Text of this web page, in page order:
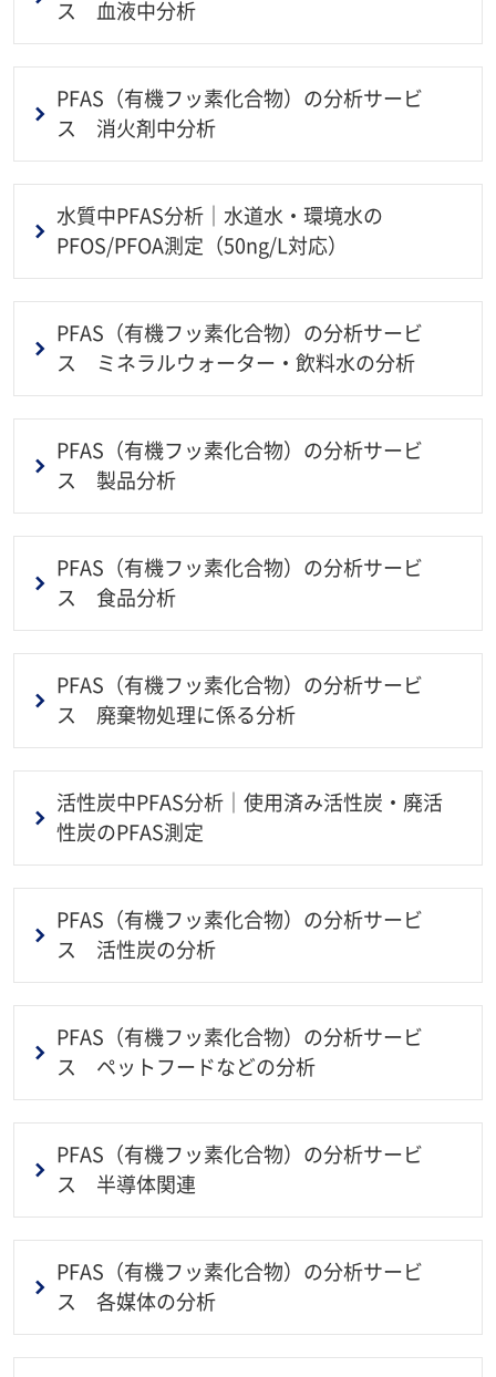
ス 血液中分析
PFAS（有機フッ素化合物）の分析サービ
ス 消火剤中分析
水質中PFAS分析｜水道水・環境水の
PFOS/PFOA測定（50ng/L対応）
PFAS（有機フッ素化合物）の分析サービ
ス ミネラルウォーター・飲料水の分析
PFAS（有機フッ素化合物）の分析サービ
ス 製品分析
PFAS（有機フッ素化合物）の分析サービ
ス 食品分析
PFAS（有機フッ素化合物）の分析サービ
ス 廃棄物処理に係る分析
活性炭中PFAS分析｜使用済み活性炭・廃活
性炭のPFAS測定
PFAS（有機フッ素化合物）の分析サービ
ス 活性炭の分析
PFAS（有機フッ素化合物）の分析サービ
ス ペットフードなどの分析
PFAS（有機フッ素化合物）の分析サービ
ス 半導体関連
PFAS（有機フッ素化合物）の分析サービ
ス 各媒体の分析